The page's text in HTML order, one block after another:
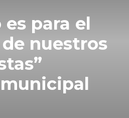
para el
nuestros